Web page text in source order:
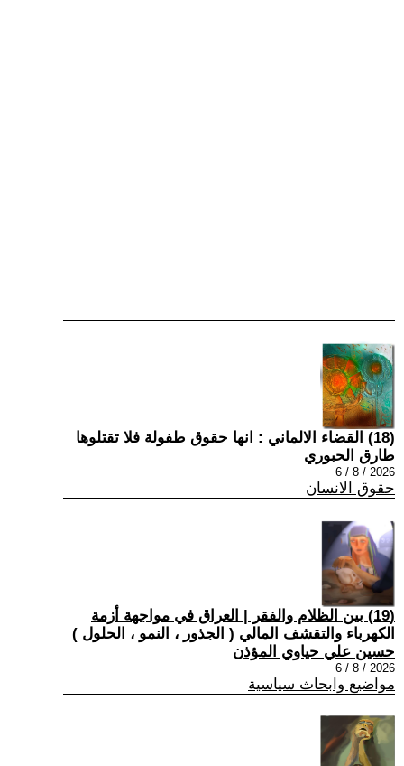
(18) القضاء الالماني : انها حقوق طفولة فلا تقتلوها
طارق الحبوري
2026 / 8 / 6
حقوق الانسان
(19) بين الظلام والفقر | العراق في مواجهة أزمة
الكهرباء والتقشف المالي ( الجذور ، النمو ، الحلول )
حسين علي حياوي المؤذن
2026 / 8 / 6
مواضيع وابحاث سياسية